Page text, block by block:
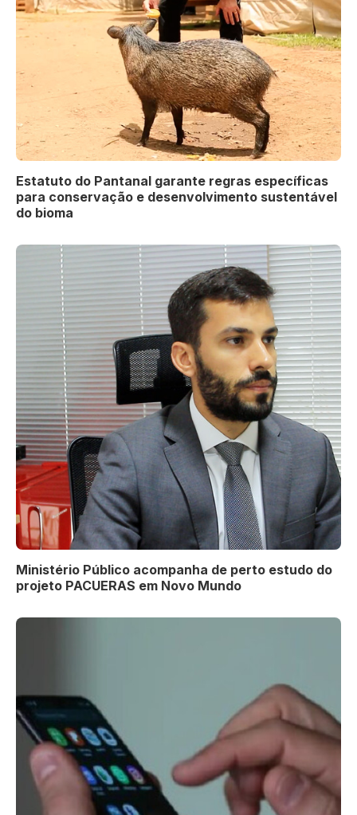
Estatuto do Pantanal garante regras específicas
para conservação e desenvolvimento sustentável
do bioma
Ministério Público acompanha de perto estudo do
projeto PACUERAS em Novo Mundo